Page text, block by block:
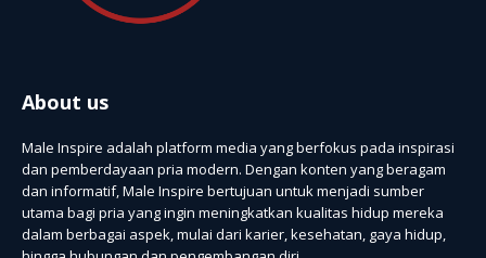
About us
Male Inspire adalah platform media yang berfokus pada inspirasi
dan pemberdayaan pria modern. Dengan konten yang beragam
dan informatif, Male Inspire bertujuan untuk menjadi sumber
utama bagi pria yang ingin meningkatkan kualitas hidup mereka
dalam berbagai aspek, mulai dari karier, kesehatan, gaya hidup,